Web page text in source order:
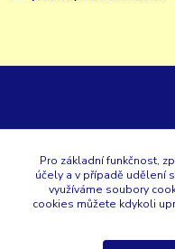
+420 353 567 257
Pro základní funkčnost,
účely a v případě udělení
využíváme soubory
cookies můžete kdykoli